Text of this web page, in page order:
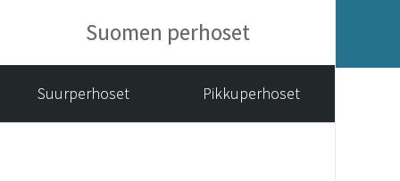
Suomen perhoset
Suurperhoset Pikkuperhoset